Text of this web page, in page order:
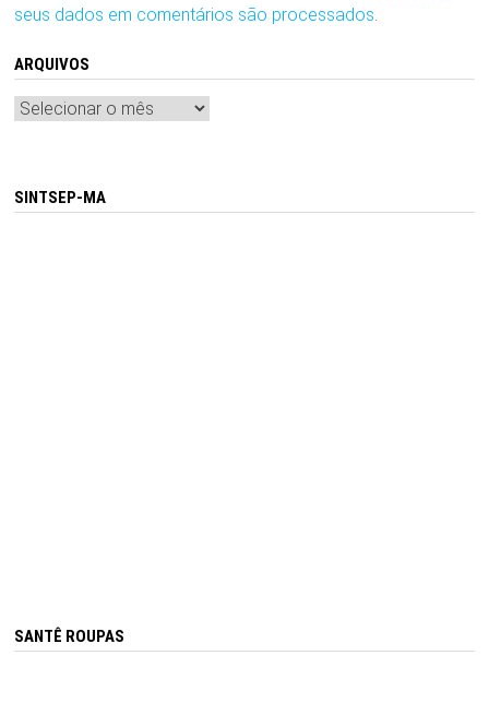
seus dados em comentários são processados.
ARQUIVOS
Arquivos
SINTSEP-MA
SANTÊ ROUPAS